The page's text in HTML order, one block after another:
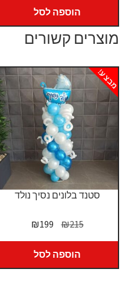
הוספה לסל
מוצרים קשורים
סטנד בלונים נסיך נולד
מבצע!
₪215
המחיר
המקורי
היה:
₪215.
₪199
הנוכחי
₪199.
הוספה לסל